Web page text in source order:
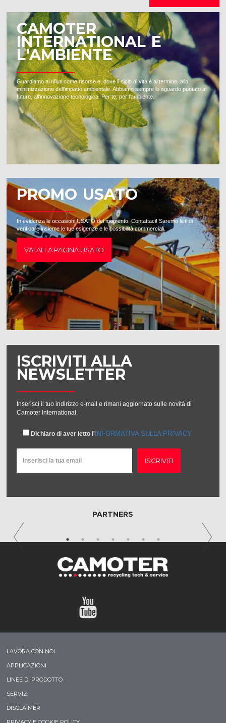
CAMOTER
INTERNATIONAL E
L'AMBIENTE
Guardiamo ai rifiuti come risorse e, dove il ciclo di vita è al termine, alla
minimizzazione dell'impatto ambientale. Abbiamo sempre lo sguardo puntato al
futuro, all'innovazione tecnologica. Per te, per l'ambiente.
PROMO USATO
In evidenza le occasioni USATO del momento. Contattaci! Saremo lieti di
verificare insieme le tue esigenze e le possibilità commerciali.
VAI ALLA PAGINA USATO
ISCRIVITI ALLA
NEWSLETTER
Inserisci il tuo indirizzo e-mail e rimani aggiornato sulle novità di
Camoter International.
Dichiaro di aver letto l' INFORMATIVA SULLA PRIVACY
ISCRIVITI
PARTNERS
LAVORA CON NOI
APPLICAZIONI
LINEE DI PRODOTTO
SERVIZI
DISCLAIMER